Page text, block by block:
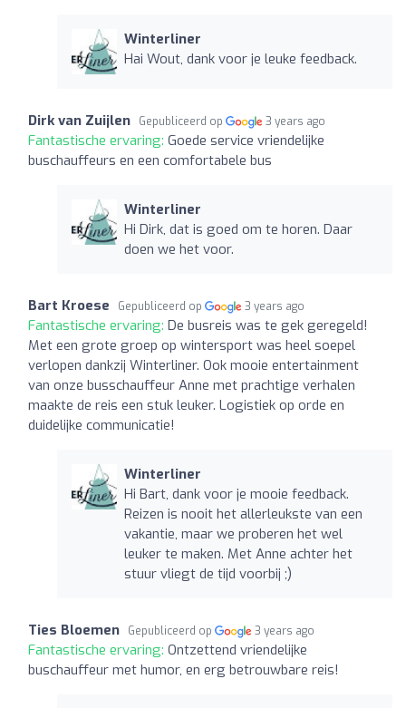
Winterliner
Hai Wout, dank voor je leuke feedback.
Dirk van Zuijlen Gepubliceerd op 3 years ago
Fantastische ervaring: Goede service vriendelijke
buschauffeurs en een comfortabele bus
Winterliner
Hi Dirk, dat is goed om te horen. Daar
doen we het voor.
Bart Kroese Gepubliceerd op 3 years ago
Fantastische ervaring: De busreis was te gek geregeld!
Met een grote groep op wintersport was heel soepel
verlopen dankzij Winterliner. Ook mooie entertainment
van onze busschauffeur Anne met prachtige verhalen
maakte de reis een stuk leuker. Logistiek op orde en
duidelijke communicatie!
Winterliner
Hi Bart, dank voor je mooie feedback.
Reizen is nooit het allerleukste van een
vakantie, maar we proberen het wel
leuker te maken. Met Anne achter het
stuur vliegt de tijd voorbij ;)
Ties Bloemen Gepubliceerd op 3 years ago
Fantastische ervaring: Ontzettend vriendelijke
buschauffeur met humor, en erg betrouwbare reis!